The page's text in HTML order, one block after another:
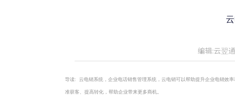
编辑:云翌
导读: 云电销系统，企业电话销售管理系统，云电销可以帮助提升企业电销效
准获客、提高转化，帮助企业带来更多商机。